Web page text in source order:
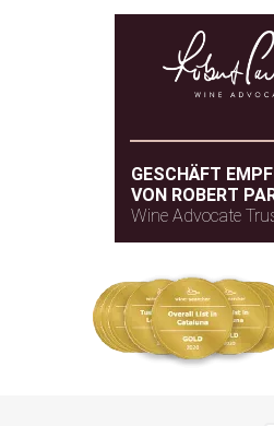
GESCHÄFT
VON ROBERT
Wine Advocate